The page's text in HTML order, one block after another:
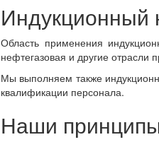
Индукционный
Область применения
нефтегазовая и другие
Мы выполняем также
квалификации персонала.
Наши